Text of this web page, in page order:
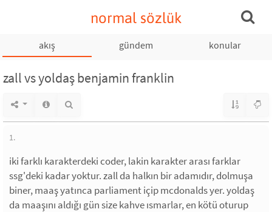
normal sözlük
akış gündem konular
zall vs yoldaş benjamin franklin
1.
iki farklı karakterdeki coder, lakin karakter arası farklar
ssg'deki kadar yoktur. zall da halkın bir adamıdır, dolmuşa
biner, maaş yatınca parliament içip mcdonalds yer. yoldaş
da maaşını aldığı gün size kahve ısmarlar, en kötü oturup